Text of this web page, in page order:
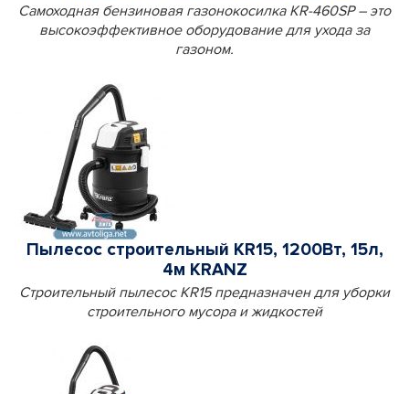
Самоходная бензиновая газонокосилка KR-460SP – это
высокоэффективное оборудование для ухода за
газоном.
Пылесос строительный KR15, 1200Вт, 15л,
4м KRANZ
Строительный пылесос KR15 предназначен для уборки
строительного мусора и жидкостей